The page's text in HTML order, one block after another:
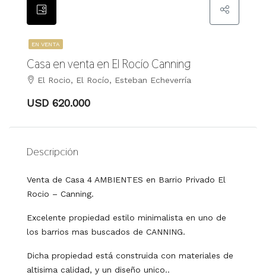
EN VENTA
Casa en venta en El Rocío Canning
El Rocio, El Rocío, Esteban Echeverría
USD 620.000
Descripción
Venta de Casa 4 AMBIENTES en Barrio Privado El
Rocio – Canning.
Excelente propiedad estilo minimalista en uno de
los barrios mas buscados de CANNING.
Dicha propiedad está construida con materiales de
altisima calidad, y un diseño unico..